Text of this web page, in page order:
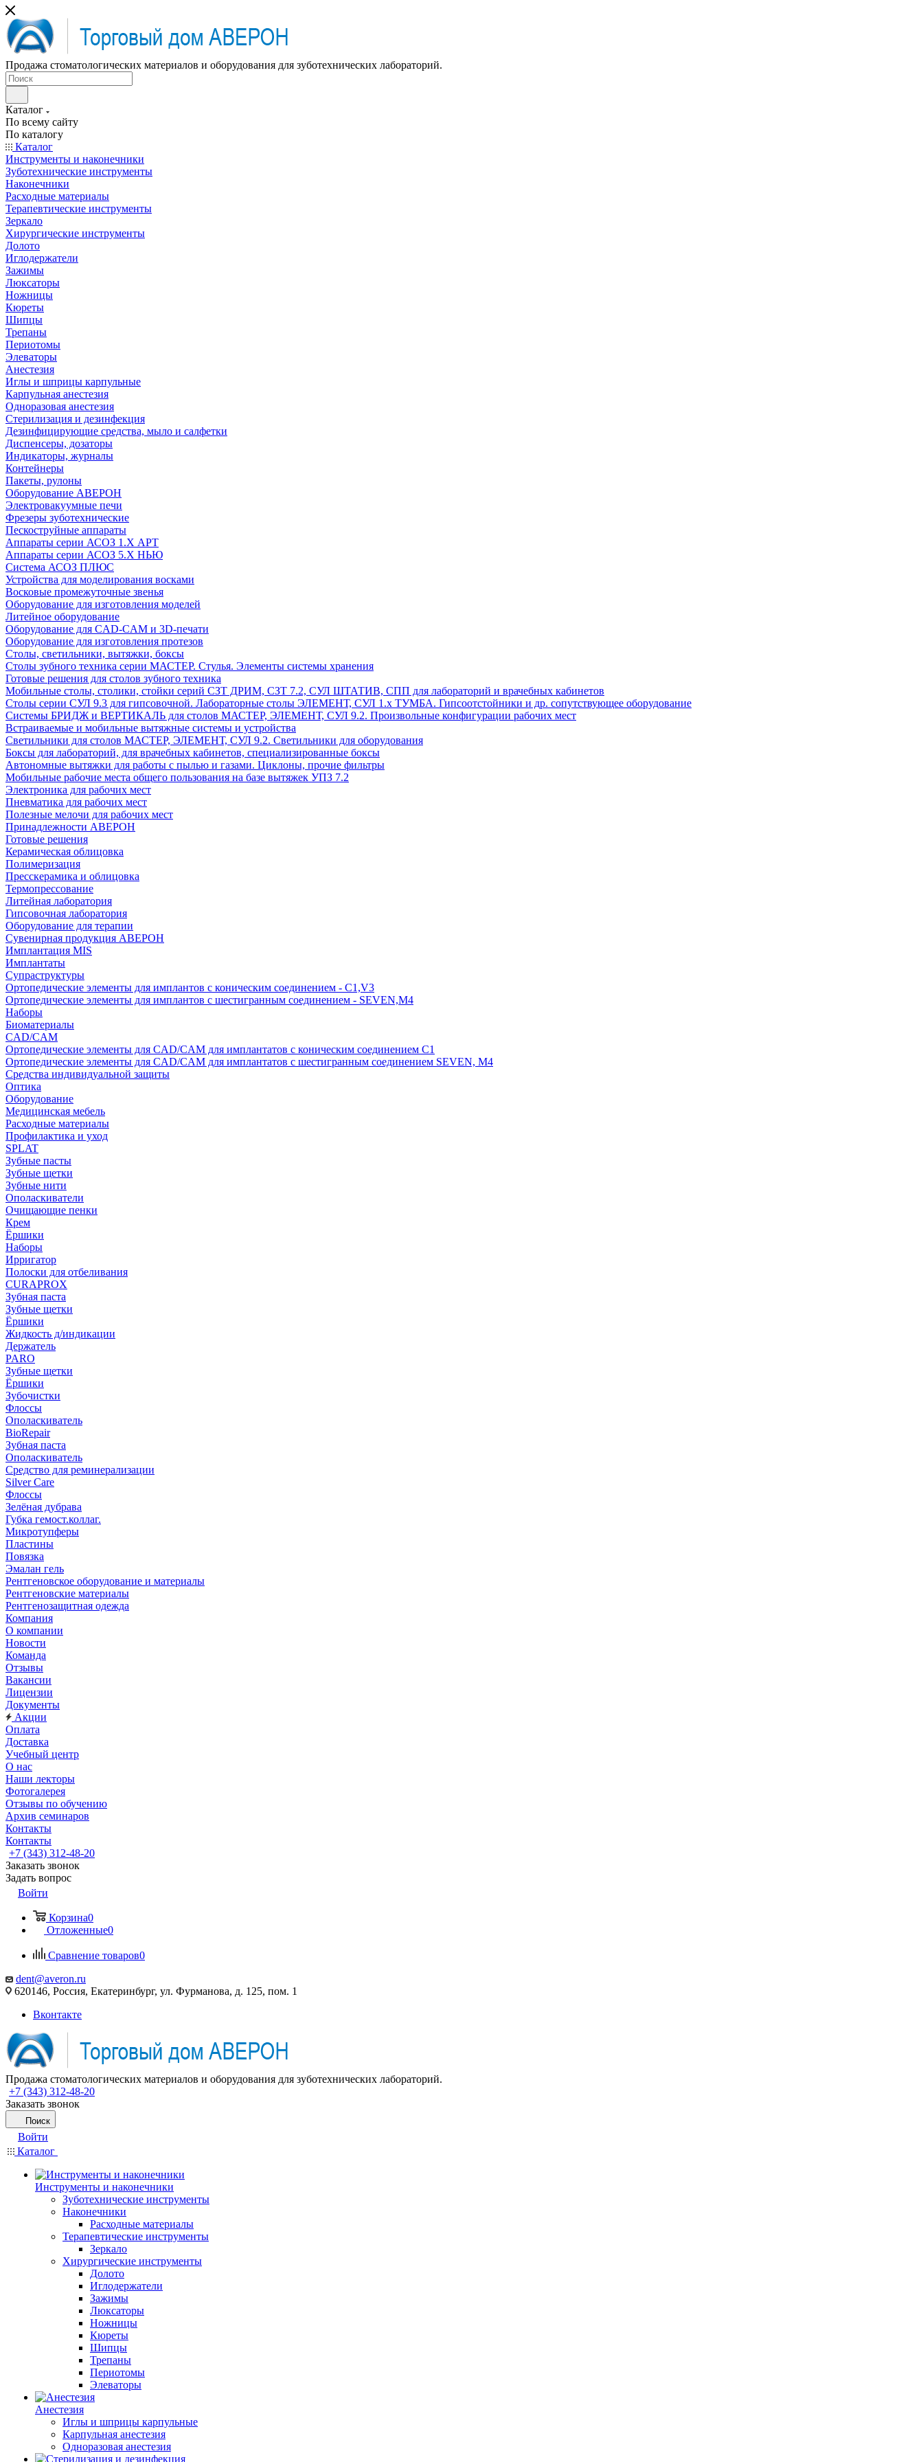
Продажа стоматологических материалов и оборудования для зуботехнических лабораторий.
Каталог
По всему сайту
По каталогу
Каталог
Инструменты и наконечники
Зуботехнические инструменты
Наконечники
Расходные материалы
Терапевтические инструменты
Зеркало
Хирургические инструменты
Долото
Иглодержатели
Зажимы
Люксаторы
Ножницы
Кюреты
Шипцы
Трепаны
Периотомы
Элеваторы
Анестезия
Иглы и шприцы карпульные
Карпульная анестезия
Одноразовая анестезия
Стерилизация и дезинфекция
Дезинфицирующие средства, мыло и салфетки
Диспенсеры, дозаторы
Индикаторы, журналы
Контейнеры
Пакеты, рулоны
Оборудование АВЕРОН
Электровакуумные печи
Фрезеры зуботехнические
Пескоструйные аппараты
Аппараты серии АСОЗ 1.Х АРТ
Аппараты серии АСОЗ 5.Х НЬЮ
Система АСОЗ ПЛЮС
Устройства для моделирования восками
Восковые промежуточные звенья
Оборудование для изготовления моделей
Литейное оборудование
Оборудование для CAD-CAM и 3D-печати
Оборудование для изготовления протезов
Cтолы, светильники, вытяжки, боксы
Столы зубного техника серии МАСТЕР. Стулья. Элементы системы хранения
Готовые решения для столов зубного техника
Мобильные столы, столики, стойки серий СЗТ ДРИМ, СЗТ 7.2, СУЛ ШТАТИВ, СПП для лабораторий и врачебных кабинетов
Столы серии СУЛ 9.3 для гипсовочной. Лабораторные столы ЭЛЕМЕНТ, СУЛ 1.х ТУМБА. Гипсоотстойники и др. сопутствующее оборудование
Системы БРИДЖ и ВЕРТИКАЛЬ для столов МАСТЕР, ЭЛЕМЕНТ, СУЛ 9.2. Произвольные конфигурации рабочих мест
Встраиваемые и мобильные вытяжные системы и устройства
Светильники для столов МАСТЕР, ЭЛЕМЕНТ, СУЛ 9.2. Светильники для оборудования
Боксы для лабораторий, для врачебных кабинетов, специализированные боксы
Автономные вытяжки для работы с пылью и газами. Циклоны, прочие фильтры
Мобильные рабочие места общего пользования на базе вытяжек УПЗ 7.2
Электроника для рабочих мест
Пневматика для рабочих мест
Полезные мелочи для рабочих мест
Принадлежности АВЕРОН
Готовые решения
Керамическая облицовка
Полимеризация
Пресскерамика и облицовка
Термопрессование
Литейная лаборатория
Гипсовочная лаборатория
Оборудование для терапии
Сувенирная продукция АВЕРОН
Имплантация MIS
Имплантаты
Супраструктуры
Ортопедические элементы для имплантов с коническим соединением - C1,V3
Ортопедические элементы для имплантов с шестигранным соединением - SEVEN,M4
Наборы
Биоматериалы
CAD/CAM
Ортопедические элементы для CAD/CAM для имплантатов с коническим соединением С1
Ортопедические элементы для CAD/CAM для имплантатов с шестигранным соединением SEVEN, М4
Средства индивидуальной защиты
Оптика
Оборудование
Медицинская мебель
Расходные материалы
Профилактика и уход
SPLAT
Зубные пасты
Зубные щетки
Зубные нити
Ополаскиватели
Очищающие пенки
Крем
Ёршики
Наборы
Ирригатор
Полоски для отбеливания
CURAPROX
Зубная паста
Зубные щетки
Ёршики
Жидкость д/индикации
Держатель
PARO
Зубные щетки
Ёршики
Зубочистки
Флоссы
Ополаскиватель
BioRepair
Зубная паста
Ополаскиватель
Средство для реминерализации
Silver Care
Флоссы
Зелёная дубрава
Губка гемост.коллаг.
Микротупферы
Пластины
Повязка
Эмалан гель
Рентгеновское оборудование и материалы
Рентгеновские материалы
Рентгенозащитная одежда
Компания
О компании
Новости
Команда
Отзывы
Вакансии
Лицензии
Документы
Акции
Оплата
Доставка
Учебный центр
О нас
Наши лекторы
Фотогалерея
Отзывы по обучению
Архив семинаров
Контакты
Контакты
+7 (343) 312-48-20
Заказать звонок
Задать вопрос
Войти
Корзина0
Отложенные0
Сравнение товаров0
dent@averon.ru
620146, Россия, Екатеринбург, ул. Фурманова, д. 125, пом. 1
Вконтакте
Продажа стоматологических материалов и оборудования для зуботехнических лабораторий.
+7 (343) 312-48-20
Заказать звонок
Поиск
Войти
Каталог
Инструменты и наконечники
Зуботехнические инструменты
Наконечники
Расходные материалы
Терапевтические инструменты
Зеркало
Хирургические инструменты
Долото
Иглодержатели
Зажимы
Люксаторы
Ножницы
Кюреты
Шипцы
Трепаны
Периотомы
Элеваторы
Анестезия
Иглы и шприцы карпульные
Карпульная анестезия
Одноразовая анестезия